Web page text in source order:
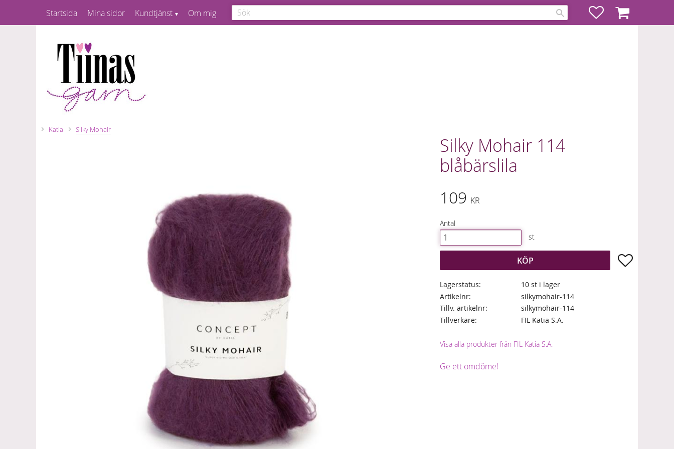
FavoriterKundvagn
Startsida Mina sidor Kundtjänst Om mig
Katia Silky Mohair
Silky Mohair 114
blåbärslila
109 KR
Antal
st
KÖP Lägg till i
Lagerstatus
10 st i lager
Artikelnr
silkymohair-114
Tillv. artikelnr
silkymohair-114
Tillverkare
FIL Katia S.A.
Visa alla produkter från FIL Katia S.A.
Ge ett omdöme!